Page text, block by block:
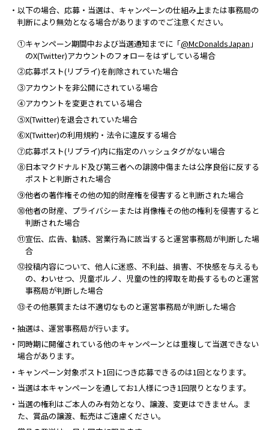
・以下の場合、応募・当選は、キャンペーンの仕組み上または事務局の
判断により無効となる場合がありますのでご注意ください。
①キャンペーン期間中および当選通知までに「@McDonaldsJapan 」
のX(Twitter)アカウントのフォローをはずしている場合
②応募ポスト(リプライ)を削除されていた場合
③アカウントを非公開にされている場合
④アカウントを変更されている場合
⑤X(Twitter)を退会されていた場合
⑥X(Twitter)の利用規約・法令に違反する場合
⑦応募ポスト(リプライ)内に指定のハッシュタグがない場合
⑧日本マクドナルド及び第三者への誹謗中傷または公序良俗に反する
ポストと判断された場合
⑨他者の著作権その他の知的財産権を侵害すると判断された場合
⑩他者の財産、プライバシーまたは肖像権その他の権利を侵害すると
判断された場合
⑪宣伝、広告、勧誘、営業行為に該当すると運営事務局が判断した場
合
⑫投稿内容について、他人に迷惑、不利益、損害、不快感を与えるも
の、わいせつ、児童ポルノ、児童の性的搾取を助長するものと運営
事務局が判断した場合
⑬その他悪質または不適切なものと運営事務局が判断した場合
・抽選は、運営事務局が行います。
・同時期に開催されている他のキャンペーンとは重複して当選できない
場合があります。
・キャンペーン対象ポスト1回につき応募できるのは1回となります。
・当選は本キャンペーンを通してお1人様につき1回限りとなります。
・当選の権利はご本人のみ有効となり、譲渡、変更はできません。ま
た、賞品の譲渡、転売はご遠慮ください。